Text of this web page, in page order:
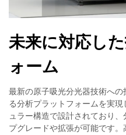
未来に対応し
ォーム
最新の原子吸光分光器技術へ
る分析プラットフォームを実
ュラー構造で設計されており
プグレードや拡張が可能です